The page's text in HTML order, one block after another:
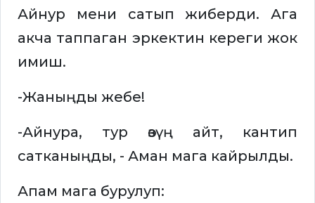
Айнур мени сатып жиберди. Ага
акча таппаган эркектин кереги жок
имиш.
-Жаныңды жебе!
-Айнура, тур өзүң айт, кантип
сатканыңды, - Аман мага кайрылды.
Апам мага бурулуп: